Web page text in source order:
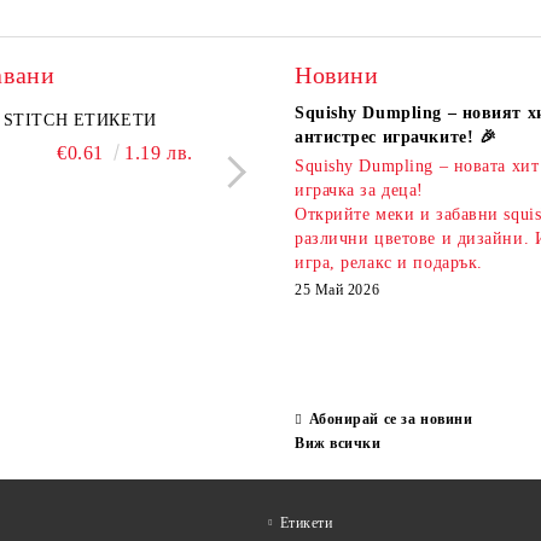
комплект
моливи и
KIDEA комплект 5 бр.
ароматни гуми Bubble Tea
€2.20 4.30 лв.
STITCH ЕТИКЕТИ
€0.61 1.19 лв.
PIXELS МОЛИВ С
Новини
Squishy Dumpling – новият
антистрес играчките! 🎉
Squishy Dumpling – новата хит
играчка за деца!
Открийте меки и забавни
различни цветове и дизайни.
игра, релакс и подарък.
25 Май 2026
Абонирай се за новини
Виж всички
Етикети